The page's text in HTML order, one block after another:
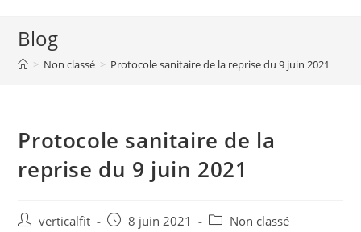
Blog
> Non classé > Protocole sanitaire de la reprise du 9 juin 2021
Protocole sanitaire de la
reprise du 9 juin 2021
Auteur/autrice
verticalfit
Publication
8 juin 2021
PostNon classé